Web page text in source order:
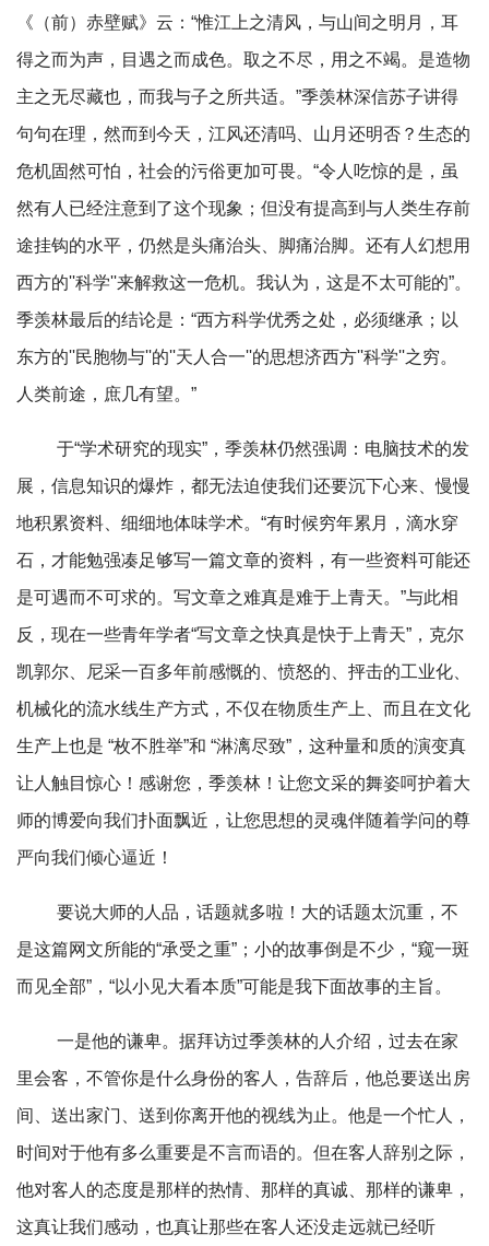
《（前）赤壁赋》云：“惟江上之清风，与山间之明月，耳
得之而为声，目遇之而成色。取之不尽，用之不竭。是造物
主之无尽藏也，而我与子之所共适。”季羡林深信苏子讲得
句句在理，然而到今天，江风还清吗、山月还明否？生态的
危机固然可怕，社会的污俗更加可畏。“令人吃惊的是，虽
然有人已经注意到了这个现象；但没有提高到与人类生存前
途挂钩的水平，仍然是头痛治头、脚痛治脚。还有人幻想用
西方的''科学''来解救这一危机。我认为，这是不太可能的”。
季羡林最后的结论是：“西方科学优秀之处，必须继承；以
东方的''民胞物与''的''天人合一''的思想济西方''科学''之穷。
人类前途，庶几有望。”
于“学术研究的现实”，季羡林仍然强调：电脑技术的发
展，信息知识的爆炸，都无法迫使我们还要沉下心来、慢慢
地积累资料、细细地体味学术。“有时候穷年累月，滴水穿
石，才能勉强凑足够写一篇文章的资料，有一些资料可能还
是可遇而不可求的。写文章之难真是难于上青天。”与此相
反，现在一些青年学者“写文章之快真是快于上青天”，克尔
凯郭尔、尼采一百多年前感慨的、愤怒的、抨击的工业化、
机械化的流水线生产方式，不仅在物质生产上、而且在文化
生产上也是 “枚不胜举”和 “淋漓尽致”，这种量和质的演变真
让人触目惊心！感谢您，季羡林！让您文采的舞姿呵护着大
师的博爱向我们扑面飘近，让您思想的灵魂伴随着学问的尊
严向我们倾心逼近！
要说大师的人品，话题就多啦！大的话题太沉重，不
是这篇网文所能的“承受之重”；小的故事倒是不少，“窥一斑
而见全部”，“以小见大看本质”可能是我下面故事的主旨。
一是他的谦卑。据拜访过季羡林的人介绍，过去在家
里会客，不管你是什么身份的客人，告辞后，他总要送出房
间、送出家门、送到你离开他的视线为止。他是一个忙人，
时间对于他有多么重要是不言而语的。但在客人辞别之际，
他对客人的态度是那样的热情、那样的真诚、那样的谦卑，
这真让我们感动，也真让那些在客人还没走远就已经听